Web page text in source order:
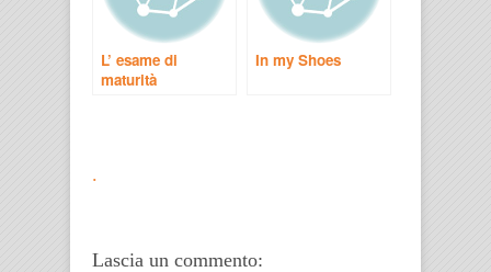
L’ esame di
maturità
In my Shoes
.
Lascia un commento: